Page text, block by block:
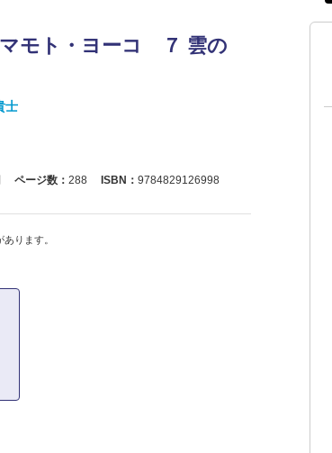
モト・ヨーコ ７ 雲の
士
ページ数： 288 ISBN： 9784829126998
ります。